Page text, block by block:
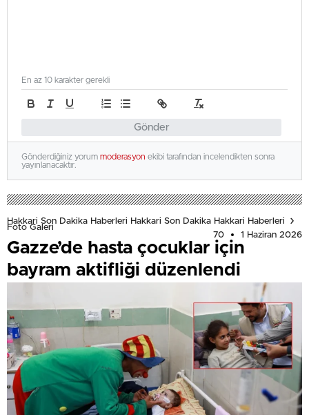
Gönder
En az 10 karakter gerekli
Gönderdiğiniz yorum moderasyon ekibi tarafından incelendikten sonra
yayınlanacaktır.
Hakkari Son Dakika Haberleri Hakkari Son Dakika Hakkari Haberleri
Foto Galeri
70
1 Haziran 2026
Gazze’de hasta çocuklar için
bayram aktifliği düzenlendi